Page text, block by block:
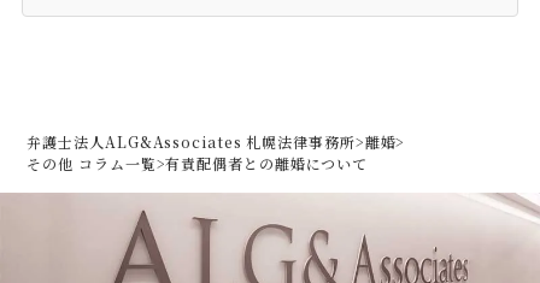
弁護士法人ALG&Associates 札幌法律事務所>離婚>
その他 コラム一覧>有責配偶者との離婚について